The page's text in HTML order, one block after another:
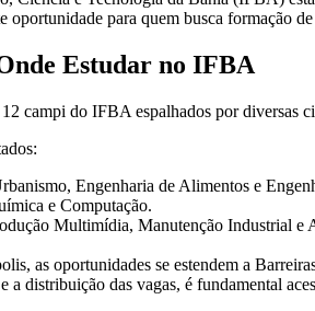
oportunidade para quem busca formação
Estudar no IFBA
campi do IFBA espalhados por diversas
Engenharia de Alimentos e
e Computação.
Multimídia, Manutenção Industrial e
as oportunidades se estendem a
a distribuição das vagas, é fundamental